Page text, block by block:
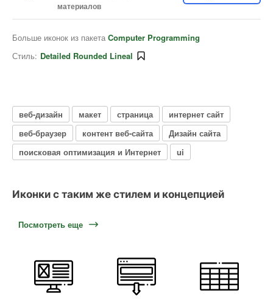
материалов
Больше иконок из пакета Computer Programming
Стиль: Detailed Rounded Lineal
веб-дизайн макет страница
интернет сайт
веб-браузер
контент веб-сайта
Дизайн сайта
поисковая оптимизация и Интернет
ui
Иконки с таким же стилем и концепцией
Посмотреть еще